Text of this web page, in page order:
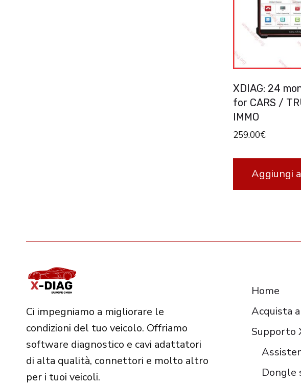
XDIAG: 24
for CARS /
IMMO
259.00€
Aggiungi
Ci impegniamo a migliorare le
condizioni del tuo veicolo. Offriamo
software diagnostico e cavi adattatori
di alta qualità, connettori e molto altro
per i tuoi veicoli.
Home
Acquista
Supporto
Dongle